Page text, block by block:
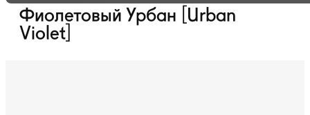
Фиолетовый Урбан [Urban
Violet]